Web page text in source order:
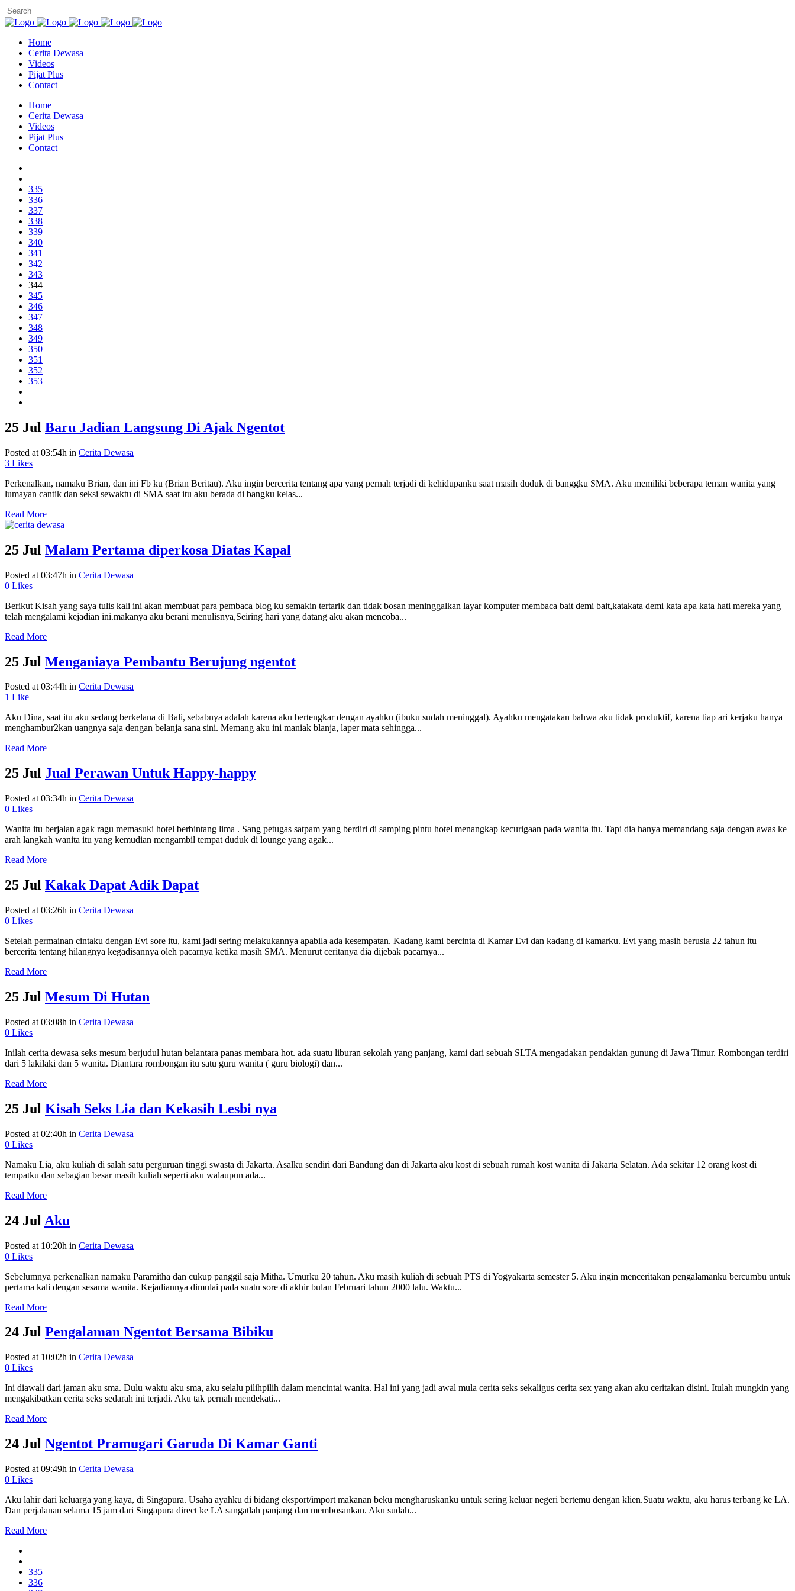
Home
Cerita Dewasa
Videos
Pijat Plus
Contact
Home
Cerita Dewasa
Videos
Pijat Plus
Contact
335
336
337
338
339
340
341
342
343
344
345
346
347
348
349
350
351
352
353
25 Jul Baru Jadian Langsung Di Ajak Ngentot
Posted at 03:54h in Cerita Dewasa
3 Likes
Perkenalkan, namaku Brian, dan ini Fb ku (Brian Beritau). Aku ingin bercerita tentang apa yang pernah terjadi di kehidupanku saat masih duduk di banggku SMA. Aku memiliki beberapa teman wanita yang
lumayan cantik dan seksi sewaktu di SMA saat itu aku berada di bangku kelas...
Read More
25 Jul Malam Pertama diperkosa Diatas Kapal
Posted at 03:47h in Cerita Dewasa
0 Likes
Berikut Kisah yang saya tulis kali ini akan membuat para pembaca blog ku semakin tertarik dan tidak bosan meninggalkan layar komputer membaca bait demi bait,katakata demi kata apa kata hati mereka yang
telah mengalami kejadian ini.makanya aku berani menulisnya,Seiring hari yang datang aku akan mencoba...
Read More
25 Jul Menganiaya Pembantu Berujung ngentot
Posted at 03:44h in Cerita Dewasa
1 Like
Aku Dina, saat itu aku sedang berkelana di Bali, sebabnya adalah karena aku bertengkar dengan ayahku (ibuku sudah meninggal). Ayahku mengatakan bahwa aku tidak produktif, karena tiap ari kerjaku hanya
menghambur2kan uangnya saja dengan belanja sana sini. Memang aku ini maniak blanja, laper mata sehingga...
Read More
25 Jul Jual Perawan Untuk Happy-happy
Posted at 03:34h in Cerita Dewasa
0 Likes
Wanita itu berjalan agak ragu memasuki hotel berbintang lima . Sang petugas satpam yang berdiri di samping pintu hotel menangkap kecurigaan pada wanita itu. Tapi dia hanya memandang saja dengan awas ke
arah langkah wanita itu yang kemudian mengambil tempat duduk di lounge yang agak...
Read More
25 Jul Kakak Dapat Adik Dapat
Posted at 03:26h in Cerita Dewasa
0 Likes
Setelah permainan cintaku dengan Evi sore itu, kami jadi sering melakukannya apabila ada kesempatan. Kadang kami bercinta di Kamar Evi dan kadang di kamarku. Evi yang masih berusia 22 tahun itu
bercerita tentang hilangnya kegadisannya oleh pacarnya ketika masih SMA. Menurut ceritanya dia dijebak pacarnya...
Read More
25 Jul Mesum Di Hutan
Posted at 03:08h in Cerita Dewasa
0 Likes
Inilah cerita dewasa seks mesum berjudul hutan belantara panas membara hot. ada suatu liburan sekolah yang panjang, kami dari sebuah SLTA mengadakan pendakian gunung di Jawa Timur. Rombongan terdiri
dari 5 lakilaki dan 5 wanita. Diantara rombongan itu satu guru wanita ( guru biologi) dan...
Read More
25 Jul Kisah Seks Lia dan Kekasih Lesbi nya
Posted at 02:40h in Cerita Dewasa
0 Likes
Namaku Lia, aku kuliah di salah satu perguruan tinggi swasta di Jakarta. Asalku sendiri dari Bandung dan di Jakarta aku kost di sebuah rumah kost wanita di Jakarta Selatan. Ada sekitar 12 orang kost di
tempatku dan sebagian besar masih kuliah seperti aku walaupun ada...
Read More
24 Jul Aku
Posted at 10:20h in Cerita Dewasa
0 Likes
Sebelumnya perkenalkan namaku Paramitha dan cukup panggil saja Mitha. Umurku 20 tahun. Aku masih kuliah di sebuah PTS di Yogyakarta semester 5. Aku ingin menceritakan pengalamanku bercumbu untuk
pertama kali dengan sesama wanita. Kejadiannya dimulai pada suatu sore di akhir bulan Februari tahun 2000 lalu. Waktu...
Read More
24 Jul Pengalaman Ngentot Bersama Bibiku
Posted at 10:02h in Cerita Dewasa
0 Likes
Ini diawali dari jaman aku sma. Dulu waktu aku sma, aku selalu pilihpilih dalam mencintai wanita. Hal ini yang jadi awal mula cerita seks sekaligus cerita sex yang akan aku ceritakan disini. Itulah mungkin yang
mengakibatkan cerita seks sedarah ini terjadi. Aku tak pernah mendekati...
Read More
24 Jul Ngentot Pramugari Garuda Di Kamar Ganti
Posted at 09:49h in Cerita Dewasa
0 Likes
Aku lahir dari keluarga yang kaya, di Singapura. Usaha ayahku di bidang eksport/import makanan beku mengharuskanku untuk sering keluar negeri bertemu dengan klien.Suatu waktu, aku harus terbang ke LA.
Dan perjalanan selama 15 jam dari Singapura direct ke LA sangatlah panjang dan membosankan. Aku sudah...
Read More
335
336